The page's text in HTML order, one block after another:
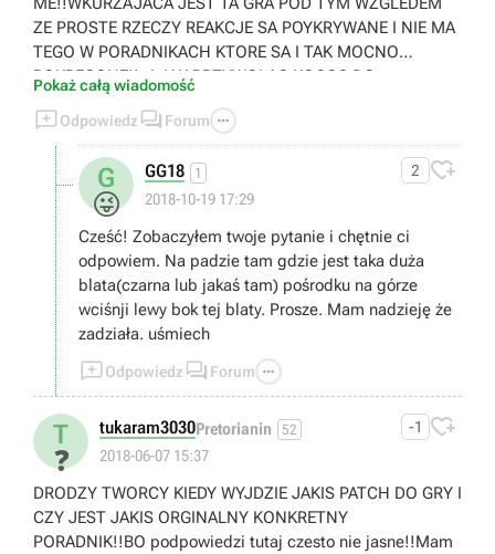
ZE PROSTE RZECZY REAKCJE SA POYKRYWANE I NIE MA
TEGO W PORADNIKACH KTORE SA I TAK MOCNO
POKRECONE!!--I JAK PRZYWOLAC KOGOS DO
POMOCY?!--BO NIE MIGE URZYC RYSIKA I INNYCH
RZECZY ABY TO ZROBIC SA PO PROSTY
ZABLOKOWANE!!??@--O CO DO CH..A CHODZI Z TYM!!--
MAM 202 LEVEL I NIE MOGE SKONCZYC GRY GRAM 4
MIESIAC DO HOLERY JASNEJ!!TRACE SZACUNEK DO TEJ
GRY I MECZACYCH SEKRETOW NA KTORE NIE MOGE
ZNALESC ODPWOWIEDZI W PORADNIKACH!!SORKI ALE
MASAKRA JAKAS!!POMOZCIE GRACZE PROSZE!!
Pokaż całą wiadomość
Odpowiedz  Forum 
G
😜
GG18 1
2018-10-19 17:29
2 
Cześć! Zobaczyłem twoje pytanie i chętnie ci
odpowiem. Na padzie tam gdzie jest taka duża
blata(czarna lub jakaś tam) pośrodku na górze
wciśnji lewy bok tej blaty. Prosze. Mam nadzieję że
zadziała. uśmiech
Odpowiedz  Forum 
T
❓
tukaram3030Pretorianin 52
2018-06-07 15:37
-1 
DRODZY TWORCY KIEDY WYJDZIE JAKIS PATCH DO GRY I
CZY JEST JAKIS ORGINALNY KONKRETNY
PORADNIK!!BO podpowiedzi tutaj czesto nie jasne!!Mam